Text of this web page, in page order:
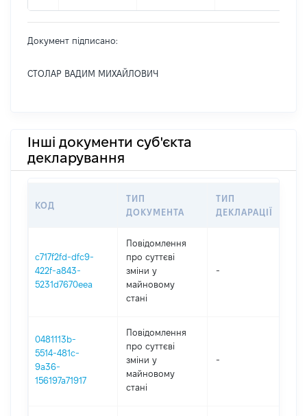
Документ підписано:
СТОЛАР ВАДИМ МИХАЙЛОВИЧ
Інші документи суб'єкта
декларування
КОД
ТИП
ДОКУМЕНТА
ТИП
ДЕКЛАРАЦІЇ
c717f2fd-dfc9-
422f-a843-
5231d7670eea
Повідомлення
про суттєві
зміни y
майновому
стані
-
0481113b-
5514-481c-
9a36-
156197a71917
Повідомлення
про суттєві
зміни y
майновому
стані
-